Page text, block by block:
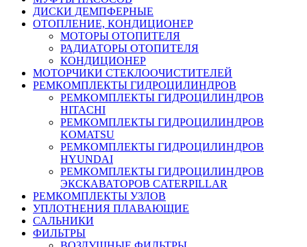
ДИСКИ ДЕМПФЕРНЫЕ
ОТОПЛЕНИЕ, КОНДИЦИОНЕР
МОТОРЫ ОТОПИТЕЛЯ
РАДИАТОРЫ ОТОПИТЕЛЯ
КОНДИЦИОНЕР
МОТОРЧИКИ СТЕКЛООЧИСТИТЕЛЕЙ
РЕМКОМПЛЕКТЫ ГИДРОЦИЛИНДРОВ
РЕМКОМПЛЕКТЫ ГИДРОЦИЛИНДРОВ
HITACHI
РЕМКОМПЛЕКТЫ ГИДРОЦИЛИНДРОВ
KOMATSU
РЕМКОМПЛЕКТЫ ГИДРОЦИЛИНДРОВ
HYUNDAI
РЕМКОМПЛЕКТЫ ГИДРОЦИЛИНДРОВ
ЭКСКАВАТОРОВ CATERPILLAR
РЕМКОМПЛЕКТЫ УЗЛОВ
УПЛОТНЕНИЯ ПЛАВАЮЩИЕ
САЛЬНИКИ
ФИЛЬТРЫ